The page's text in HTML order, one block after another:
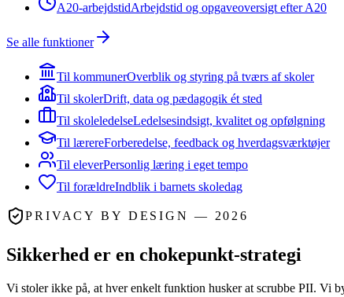
A20-arbejdstidArbejdstid og opgaveoversigt efter A20
Se alle funktioner
Til kommunerOverblik og styring på tværs af skoler
Til skolerDrift, data og pædagogik ét sted
Til skoleledelseLedelsesindsigt, kvalitet og opfølgning
Til lærereForberedelse, feedback og hverdagsværktøjer
Til eleverPersonlig læring i eget tempo
Til forældreIndblik i barnets skoledag
PRIVACY BY DESIGN — 2026
Sikkerhed er en chokepunkt-strategi
Vi stoler ikke på, at hver enkelt funktion husker at scrubbe PII.